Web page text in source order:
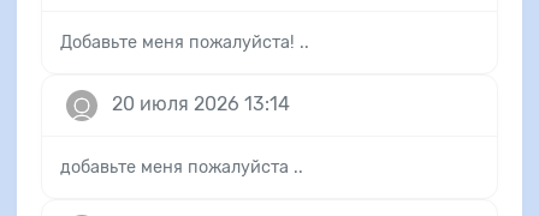
Добавьте меня пожалуйста! ..
20 июля 2026 13:14
добавьте меня пожалуйста ..